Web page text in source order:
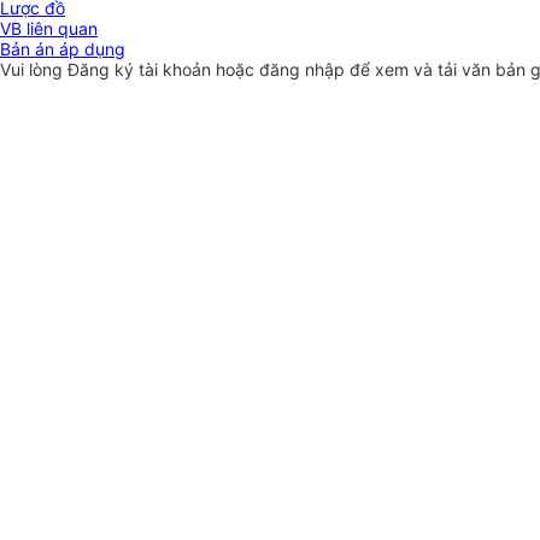
Lược đồ
VB liên quan
Bản án áp dụng
Vui lòngĐăng ký tài khoản hoặc đăng nhập để xem và tải văn bản